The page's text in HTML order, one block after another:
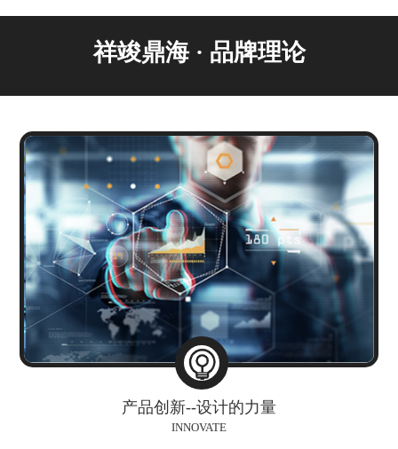
祥竣鼎海 · 品牌理论
产品创新--设计的力量
INNOVATE